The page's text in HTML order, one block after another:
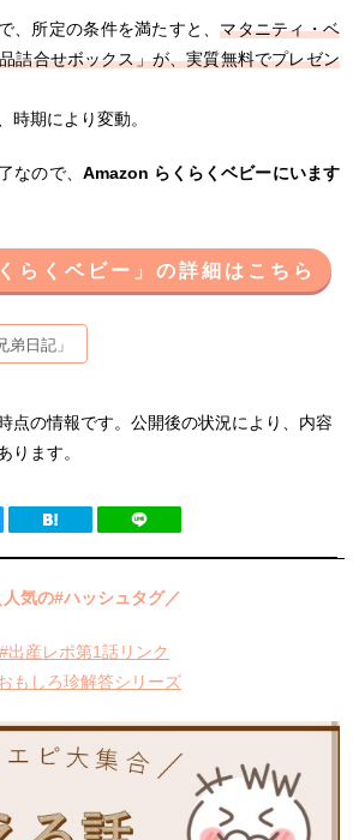
で、所定の条件を満たすと、マタニティ・ベ
詰合せボックス」が、実質無料でプレゼン
期により変動。
なので、 Amazon らくらくベビーにいます
らくベビー」の詳細はこちら
日記」
点の情報です。公開後の状況により、内容
ります。
人気の#ハッシュタグ／
#出産レポ第1話リンク
もしろ珍解答シリーズ